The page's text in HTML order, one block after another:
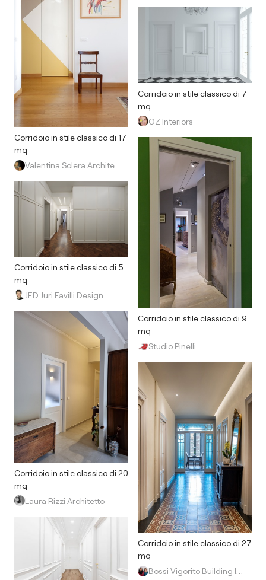
Corridoio in stile classico di 17
mq
Corridoio in stile classico di 5
mq
JFD Juri Favilli Design
Corridoio in stile classico di 20
mq
Laura Rizzi Architetto
Corridoio in stile classico di 7
mq
OZ Interiors
Corridoio in stile classico di 9
mq
Studio Pinelli
Corridoio in stile classico di 27
mq
Bossi Vigorito Building Interior